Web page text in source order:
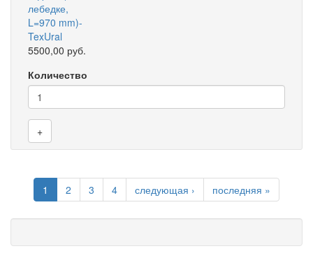
5500,00 руб.
Количество
+
1 2 3 4 следующая › последняя »